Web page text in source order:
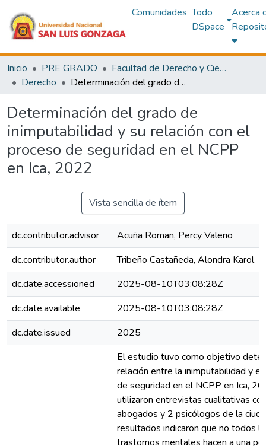
Comunidades Todo
DSpace
Acerca
Inicio PRE GRADO
Facultad de Derecho y Ciencias Políticas
Derecho
Determinación del grado de inimputabilidad y su relación con el proceso de seguridad en el NCPP en Ica, 2022
Determinación del grado de
inimputabilidad y su relación con el
proceso de seguridad en el NCPP
en Ica, 2022
Vista sencilla de ítem
dc.contributor.advisor
Acuña Roman, Percy Valerio
dc.contributor.author
Tribeño Castañeda, Alondra Karol
dc.date.accessioned
2025-08-10T03:08:28Z
dc.date.available
2025-08-10T03:08:28Z
dc.date.issued
2025
El estudio tuvo como objetivo
relación entre la inimputabilidad y
de seguridad en el NCPP en Ica,
utilizaron entrevistas cualitativas
abogados y 2 psicólogos de la
resultados indicaron que no todos
trastornos mentales hacen a una